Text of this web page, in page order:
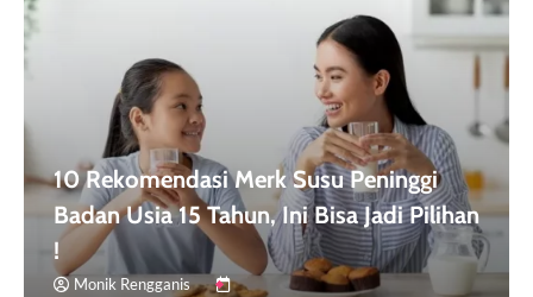
10 Rekomendasi Merk Susu Peninggi
Badan Usia 15 Tahun, Ini Bisa Jadi Pilihan
!
Monik Rengganis